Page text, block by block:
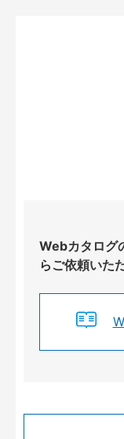
Webカタログ
らご依頼いた